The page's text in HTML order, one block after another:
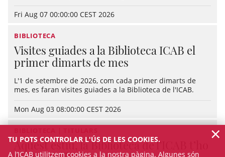
Fri Aug 07 00:00:00 CEST 2026
BIBLIOTECA
Visites guiades a la Biblioteca ICAB el
primer dimarts de mes
L'1 de setembre de 2026, com cada primer dimarts de
mes, es faran visites guiades a la Biblioteca de l'ICAB.
Mon Aug 03 08:00:00 CEST 2026
Aquest estiu, la Biblioteca de l’ICAB t’ho
TU POTS CONTROLAR L'ÚS DE LES COOKIES.
A l’ICAB utilitzem cookies a la nostra pàgina. Algunes són
×